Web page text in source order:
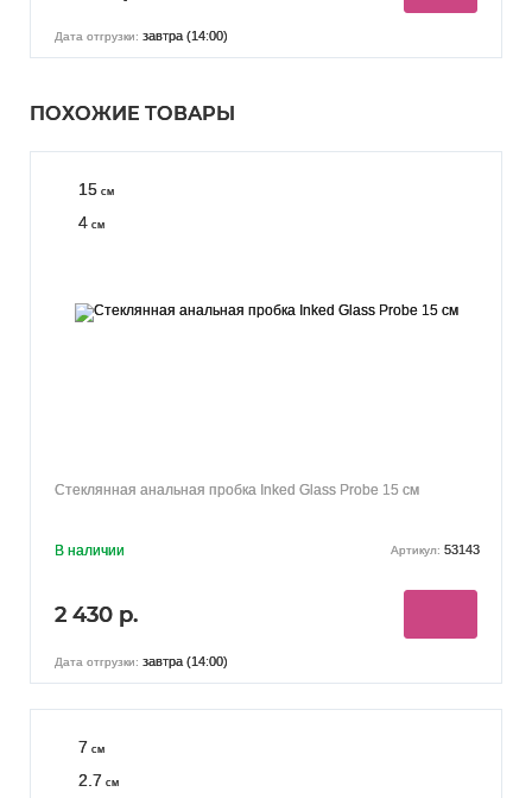
Дата отгрузки: завтра (14:00)
ПОХОЖИЕ ТОВАРЫ
15 см
4 см
Стеклянная анальная пробка Inked Glass Probe 15 см
В наличии Артикул: 53143
2 430 р.
Дата отгрузки: завтра (14:00)
7 см
2.7 см